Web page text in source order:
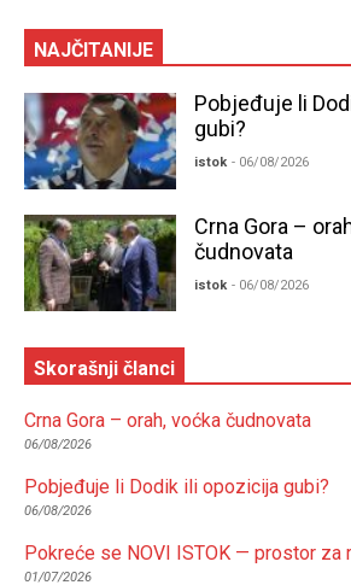
NAJČITANIJE
Pobjeđuje li
gubi?
istok - 06/08/2026
Crna Gora –
čudnovata
istok - 06/08/2026
Skorašnji članci
Crna Gora – orah, voćka čudnovata
06/08/2026
Pobjeđuje li Dodik ili opozicija gubi?
06/08/2026
Pokreće se NOVI ISTOK — prostor za
01/07/2026